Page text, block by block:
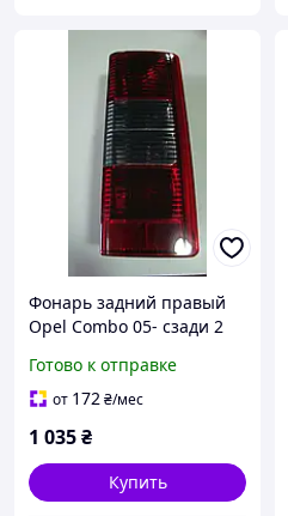
Фонарь задний правый
Opel Combo 05- сзади 2
Готово к отправке
от 172₴/мес
1 035₴
Купить